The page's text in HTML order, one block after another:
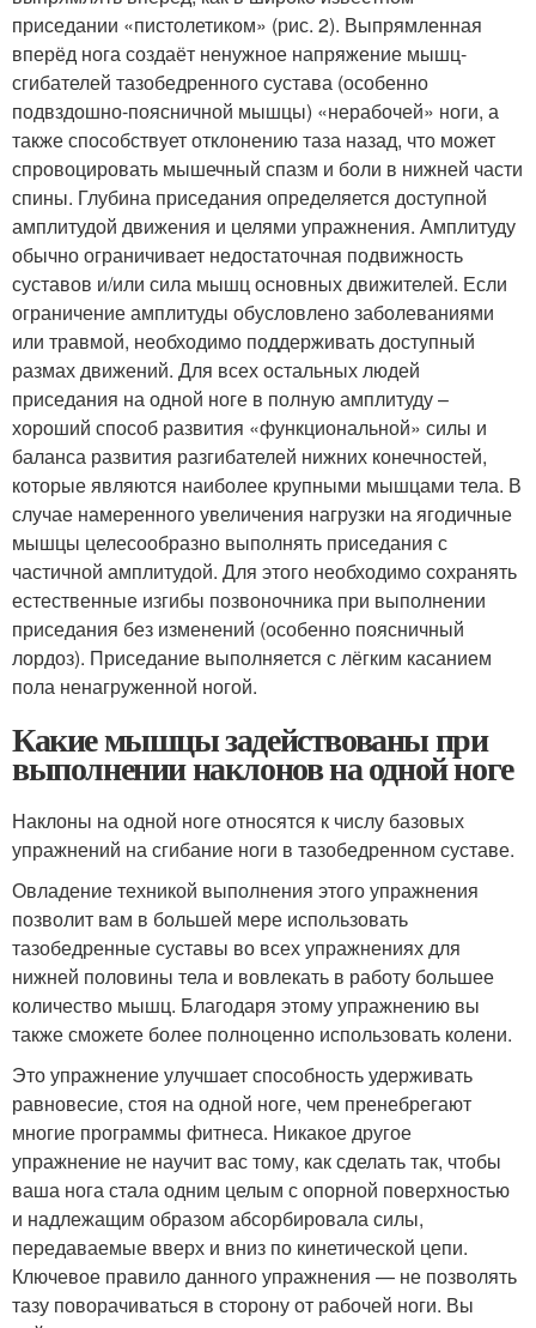
приседании «пистолетиком» (рис. 2). Выпрямленная
вперёд нога создаёт ненужное напряжение мышц-
сгибателей тазобедренного сустава (особенно
подвздошно-поясничной мышцы) «нерабочей» ноги, а
также способствует отклонению таза назад, что может
спровоцировать мышечный спазм и боли в нижней части
спины. Глубина приседания определяется доступной
амплитудой движения и целями упражнения. Амплитуду
обычно ограничивает недостаточная подвижность
суставов и/или сила мышц основных движителей. Если
ограничение амплитуды обусловлено заболеваниями
или травмой, необходимо поддерживать доступный
размах движений. Для всех остальных людей
приседания на одной ноге в полную амплитуду –
хороший способ развития «функциональной» силы и
баланса развития разгибателей нижних конечностей,
которые являются наиболее крупными мышцами тела. В
случае намеренного увеличения нагрузки на ягодичные
мышцы целесообразно выполнять приседания с
частичной амплитудой. Для этого необходимо сохранять
естественные изгибы позвоночника при выполнении
приседания без изменений (особенно поясничный
лордоз). Приседание выполняется с лёгким касанием
пола ненагруженной ногой.
Какие мышцы задействованы при
выполнении наклонов на одной ноге
Наклоны на одной ноге относятся к числу базовых
упражнений на сгибание ноги в тазобедренном суставе.
Овладение техникой выполнения этого упражнения
позволит вам в большей мере использовать
тазобедренные суставы во всех упражнениях для
нижней половины тела и вовлекать в работу большее
количество мышц. Благодаря этому упражнению вы
также сможете более полноценно использовать колени.
Это упражнение улучшает способность удерживать
равновесие, стоя на одной ноге, чем пренебрегают
многие программы фитнеса. Никакое другое
упражнение не научит вас тому, как сделать так, чтобы
ваша нога стала одним целым с опорной поверхностью
и надлежащим образом абсорбировала силы,
передаваемые вверх и вниз по кинетической цепи.
Ключевое правило данного упражнения — не позволять
тазу поворачиваться в сторону от рабочей ноги. Вы